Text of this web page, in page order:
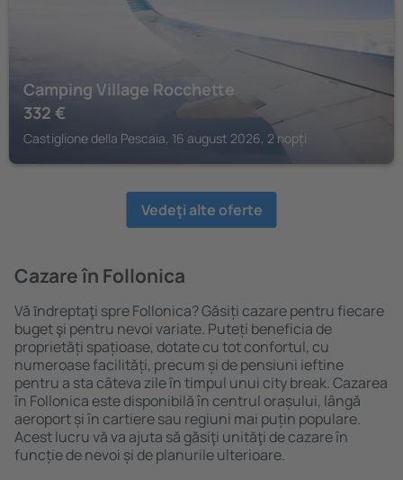
Camping Village Rocchette
332 €
Castiglione della Pescaia, 16 august 2026, 2 nopți
Vedeţi alte oferte
Cazare în Follonica
Vă ȋndreptaţi spre Follonica? Găsiți cazare pentru fiecare
buget şi pentru nevoi variate. Puteți beneficia de
proprietăți spațioase, dotate cu tot confortul, cu
numeroase facilități, precum și de pensiuni ieftine
pentru a sta câteva zile în timpul unui city break. Cazarea
în Follonica este disponibilă în centrul orașului, lângă
aeroport și în cartiere sau regiuni mai puțin populare.
Acest lucru vă va ajuta să găsiţi unităţi de cazare în
funcție de nevoi și de planurile ulterioare.